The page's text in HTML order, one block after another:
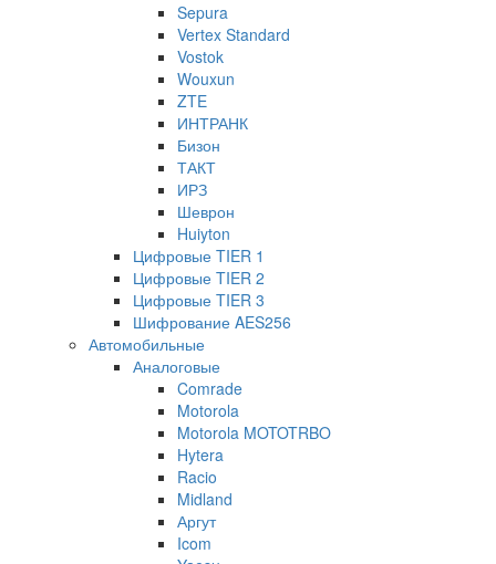
Sepura
Vertex Standard
Vostok
Wouxun
ZTE
ИНТРАНК
Бизон
ТАКТ
ИРЗ
Шеврон
Huiyton
Цифровые TIER 1
Цифровые TIER 2
Цифровые TIER 3
Шифрование AES256
Автомобильные
Аналоговые
Comrade
Motorola
Motorola MOTOTRBO
Hytera
Racio
Midland
Аргут
Icom